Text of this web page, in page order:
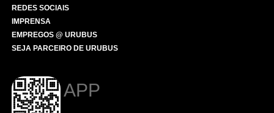
REDES SOCIAIS
IMPRENSA
EMPREGOS @ URUBUS
SEJA PARCEIRO DE URUBUS
APP